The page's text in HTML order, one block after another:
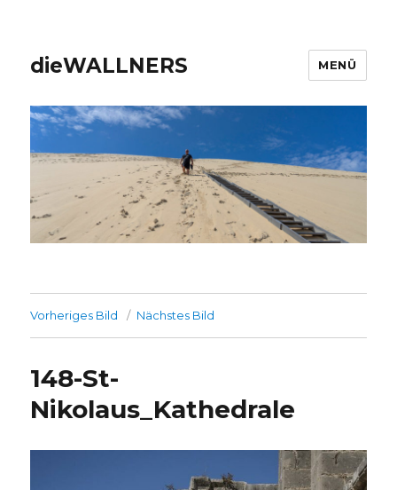
dieWALLNERS MENÜ
Vorheriges Bild Nächstes Bild
148-St-
Nikolaus_Kathedrale